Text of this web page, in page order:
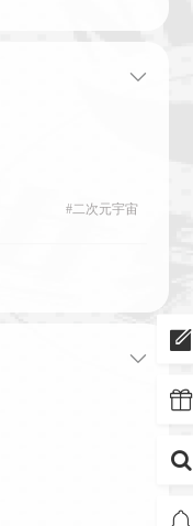
#二次元宇宙